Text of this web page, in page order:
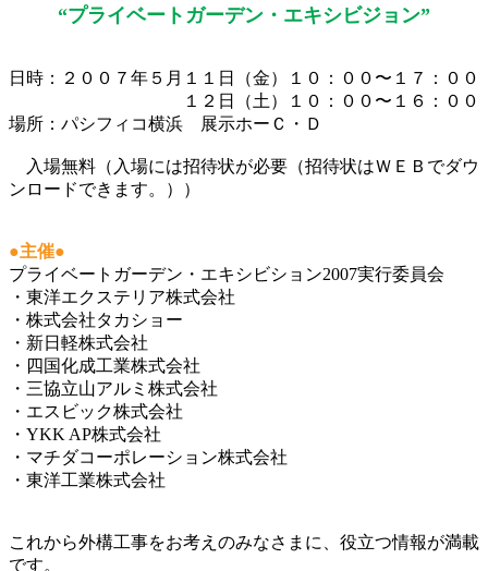
“プライベートガーデン・エキシビジョン”
日時：２００７年５月１１日（金）１０：００〜１７：００
１２日（土）１０：００〜１６：００
場所：パシフィコ横浜 展示ホーＣ・Ｄ
入場無料（入場には招待状が必要（招待状はＷＥＢでダウ
ンロードできます。））
●主催●
プライベートガーデン・エキシビション2007実行委員会
・東洋エクステリア株式会社
・株式会社タカショー
・新日軽株式会社
・四国化成工業株式会社
・三協立山アルミ株式会社
・エスビック株式会社
・YKK AP株式会社
・マチダコーポレーション株式会社
・東洋工業株式会社
これから外構工事をお考えのみなさまに、役立つ情報が満載
です。